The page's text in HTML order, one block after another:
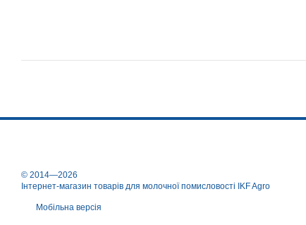
© 2014—2026
Інтернет-магазин товарів для молочної помисловості IKF Agro
Мобільна версія